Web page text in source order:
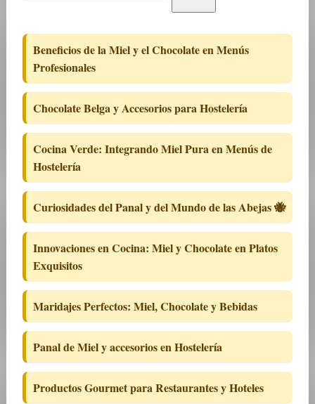
Beneficios de la Miel y el Chocolate en Menús
Profesionales
Chocolate Belga y Accesorios para Hostelería
Cocina Verde: Integrando Miel Pura en Menús de
Hostelería
Curiosidades del Panal y del Mundo de las Abejas 🐝
Innovaciones en Cocina: Miel y Chocolate en Platos
Exquisitos
Maridajes Perfectos: Miel, Chocolate y Bebidas
Panal de Miel y accesorios en Hostelería
Productos Gourmet para Restaurantes y Hoteles